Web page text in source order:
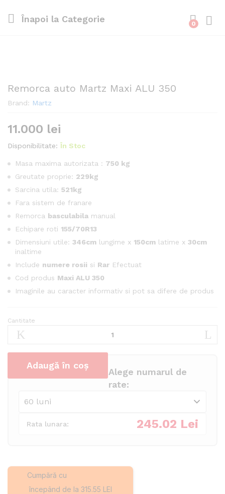
Înapoi la Categorie 0
Remorca auto Martz Maxi ALU 350
Brand: Martz
11.000 lei
Disponibilitate: În Stoc
Masa maxima autorizata : 750 kg
Greutate proprie: 229kg
Sarcina utila: 521kg
Fara sistem de franare
Remorca basculabila manual
Echipare roti 155/70R13
Dimensiuni utile: 346cm lungime x 150cm latime x 30cm
inaltime
Include numere rosii si Rar Efectuat
Cod produs Maxi ALU 350
Imaginile au caracter informativ si pot sa difere de produs
Remorca
auto
Maxi
350
Cantitate
Adaugă în coș
Alege numarul de
rate:
Rata lunara: 245.02 Lei
Cumpără cu
începând de la 315.55 LEI